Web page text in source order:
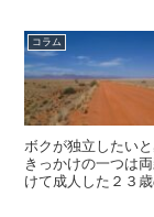
コラム
ボクが独立したい
きっかけの一つは
けて成人した２３